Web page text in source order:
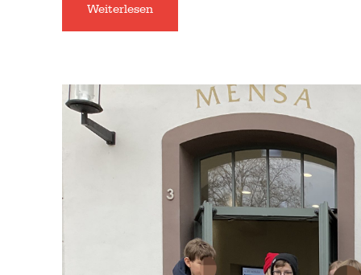
Weiterlesen